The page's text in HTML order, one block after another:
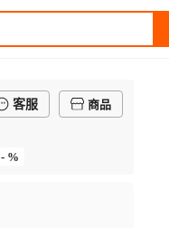
客服 商品
- %